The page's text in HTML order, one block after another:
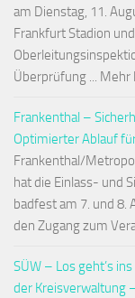
am Dienstag, 11.
Frankfurt Stadion
Überprüfung ... Mehr
Frankenthal –
Optimierter Ablauf
Frankenthal/
hat die Einlass- und
badfest am 7. und 8.
den Zugang zum
SÜW – Los geht’s
der Kreisverwaltung